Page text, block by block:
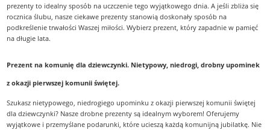
prezenty to idealny sposób na uczczenie tego wyjątkowego dnia. A jeśli zbliża się
rocznica ślubu, nasze ciekawe prezenty stanowią doskonały sposób na
podkreślenie trwałości Waszej miłości. Wybierz prezent, który zapadnie w pamięć
na długie lata.
Prezent na komunię dla dziewczynki. Nietypowy, niedrogi, drobny upominek
z okazji pierwszej komunii świętej.
Szukasz nietypowego, niedrogiego upominku z okazji pierwszej komunii świętej
dla dziewczynki? Nasze drobne prezenty są idealnym wyborem! Oferujemy
wyjątkowe i przemyślane podarunki, które ucieszą każdą komunijną jubilatkę. Nie